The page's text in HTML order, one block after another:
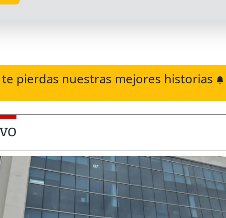
te pierdas nuestras mejores historias